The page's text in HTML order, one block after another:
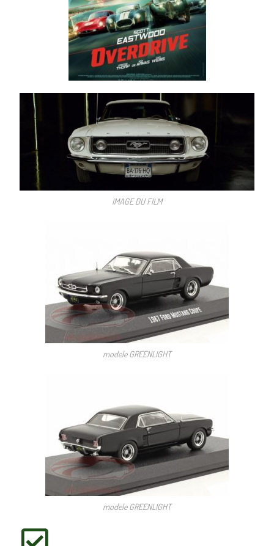
IMAGE DU FILM
modele GREENLIGHT
modele GREENLIGHT